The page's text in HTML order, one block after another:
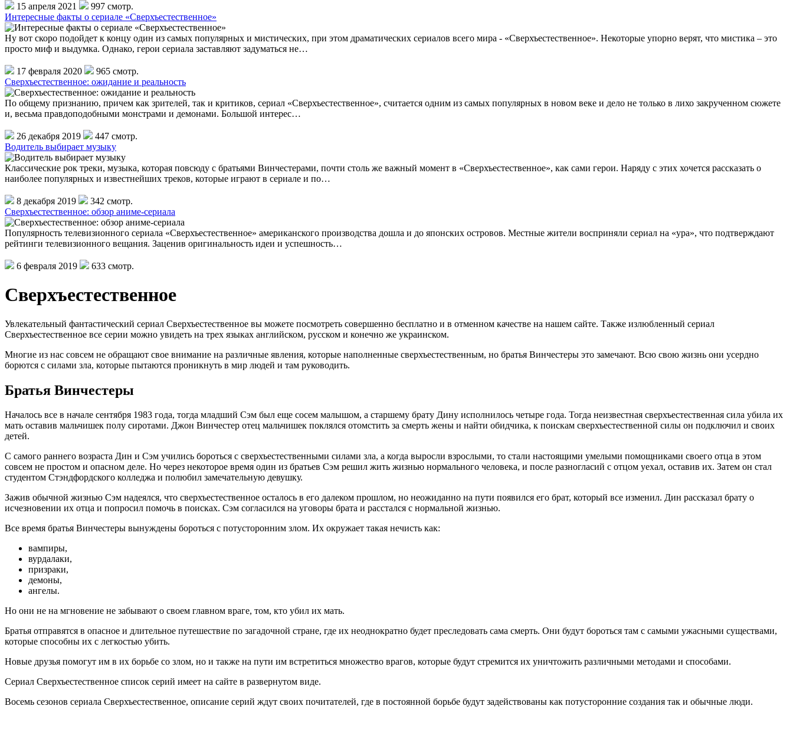
15 апреля 2021
997 смотр.
Интересные факты о сериале «Сверхъестественное»
Ну вот скоро подойдет к концу один из самых популярных и мистических, при этом драматических сериалов всего мира - «Сверхъестественное». Некоторые упорно верят, что мистика – это
просто миф и выдумка. Однако, герои сериала заставляют задуматься не…
17 февраля 2020
965 смотр.
Сверхъестественное: ожидание и реальность
По общему признанию, причем как зрителей, так и критиков, сериал «Сверхъестественное», считается одним из самых популярных в новом веке и дело не только в лихо закрученном сюжете
и, весьма правдоподобными монстрами и демонами. Большой интерес…
26 декабря 2019
447 смотр.
Водитель выбирает музыку
Классические рок треки, музыка, которая повсюду с братьями Винчестерами, почти столь же важный момент в «Сверхъестественное», как сами герои. Наряду с этих хочется рассказать о
наиболее популярных и известнейших треков, которые играют в сериале и по…
8 декабря 2019
342 смотр.
Сверхъестественное: обзор аниме-сериала
Популярность телевизионного сериала «Сверхъестественное» американского производства дошла и до японских островов. Местные жители восприняли сериал на «ура», что подтверждают
рейтинги телевизионного вещания. Заценив оригинальность идеи и успешность…
6 февраля 2019 633 смотр.
Сверхъестественное
Увлекательный фантастический сериал Сверхъестественное вы можете посмотреть совершенно бесплатно и в отменном качестве на нашем сайте. Также излюбленный сериал
Сверхъестественное все серии можно увидеть на трех языках английском, русском и конечно же украинском.
Многие из нас совсем не обращают свое внимание на различные явления, которые наполненные сверхъестественным, но братья Винчестеры это замечают. Всю свою жизнь они усердно
борются с силами зла, которые пытаются проникнуть в мир людей и там руководить.
Братья Винчестеры
Началось все в начале сентября 1983 года, тогда младший Сэм был еще сосем малышом, а старшему брату Дину исполнилось четыре года. Тогда неизвестная сверхъестественная сила убила их
мать оставив мальчишек полу сиротами. Джон Винчестер отец мальчишек поклялся отомстить за смерть жены и найти обидчика, к поискам сверхъестественной силы он подключил и своих
детей.
С самого раннего возраста Дин и Сэм учились бороться с сверхъестественными силами зла, а когда выросли взрослыми, то стали настоящими умелыми помощниками своего отца в этом
совсем не простом и опасном деле. Но через некоторое время один из братьев Сэм решил жить жизнью нормального человека, и после разногласий с отцом уехал, оставив их. Затем он стал
студентом Стэндфордского колледжа и полюбил замечательную девушку.
Зажив обычной жизнью Сэм надеялся, что сверхъестественное осталось в его далеком прошлом, но неожиданно на пути появился его брат, который все изменил. Дин рассказал брату о
исчезновении их отца и попросил помочь в поисках. Сэм согласился на уговоры брата и расстался с нормальной жизнью.
Все время братья Винчестеры вынуждены бороться с потусторонним злом. Их окружает такая нечисть как:
вампиры,
вурдалаки,
призраки,
демоны,
ангелы.
Но они не на мгновение не забывают о своем главном враге, том, кто убил их мать.
Братья отправятся в опасное и длительное путешествие по загадочной стране, где их неоднократно будет преследовать сама смерть. Они будут бороться там с самыми ужасными существами,
которые способны их с легкостью убить.
Новые друзья помогут им в их борьбе со злом, но и также на пути им встретиться множество врагов, которые будут стремится их уничтожить различными методами и способами.
Сериал Сверхъестественное список серий имеет на сайте в развернутом виде.
Восемь сезонов сериала Сверхъестественное, описание серий ждут своих почитателей, где в постоянной борьбе будут задействованы как потусторонние создания так и обычные люди.